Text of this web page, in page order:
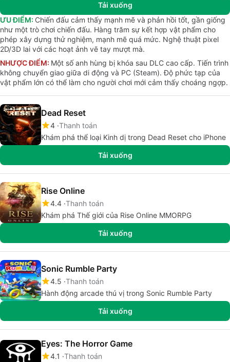
Tải xuống
ƯU ĐIỂM: Chiến đấu cảm thấy mạnh mẽ và phản hồi tốt, gần giống
như một trò chơi chiến đấu. Hàng trăm sự kết hợp vật phẩm cho
phép xây dựng thử nghiệm, mạnh mẽ quá mức. Nghệ thuật pixel
2D/3D lai với các hoạt ảnh vẽ tay mượt mà.
NHƯỢC ĐIỂM: Một số anh hùng bị khóa sau DLC cao cấp. Tiến trình
không chuyển giao giữa di động và PC (Steam). Độ phức tạp của
vật phẩm lớn có thể làm cho người chơi mới cảm thấy choáng ngợp.
Dead Reset
4 Thanh toán
Khám phá thể loại Kinh dị trong Dead Reset cho iPhone
Tải xuống
Rise Online
4.4 Thanh toán
Khám phá Thế giới của Rise Online MMORPG
Tải xuống
Sonic Rumble Party
4.5 Thanh toán
Hành động arcade thú vị trong Sonic Rumble Party
Tải xuống
Eyes: The Horror Game
4.1 Thanh toán